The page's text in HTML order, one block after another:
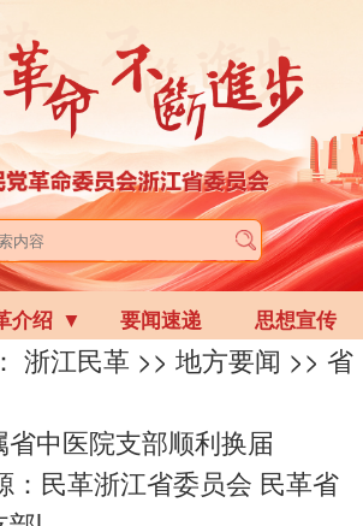
介绍 ▼ 要闻速递 思想宣传
浙江民革 >> 地方要闻 >> 省
中医院支部顺利换届
：民革浙江省委员会 民革省